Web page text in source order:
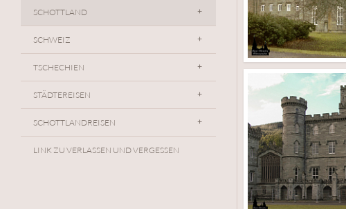
SCHOTTLAND
SCHWEIZ
TSCHECHIEN
STÄDTEREISEN
SCHOTTLANDREISEN
LINK ZU VERLASSEN UND VERGESSEN